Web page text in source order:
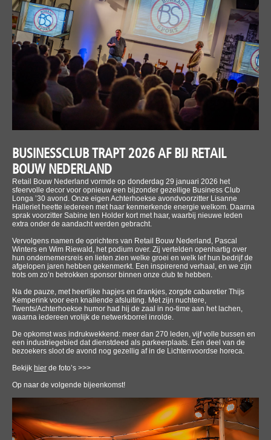
BUSINESSCLUB TRAPT 2026 AF BIJ RETAIL
BOUW NEDERLAND
Retail Bouw Nederland vormde op donderdag 29 januari 2026 het
sfeervolle decor voor opnieuw een bijzonder gezellige Business Club
Longa ’30 avond. Onze eigen Achterhoekse avondvoorzitter Lisanne
Halleriet heette iedereen met haar kenmerkende energie welkom. Daarna
sprak voorzitter Sabine ten Holder kort met haar, waarbij nieuwe leden
extra onder de aandacht werden gebracht.
Vervolgens namen de oprichters van Retail Bouw Nederland, Pascal
Winters en Wim Riewald, het podium over. Zij vertelden openhartig over
hun ondernemersreis en lieten zien welke groei en welk lef hun bedrijf de
afgelopen jaren hebben gekenmerkt. Een inspirerend verhaal, en we zijn
trots om zo’n betrokken sponsor binnen onze club te hebben.
Na de pauze, met heerlijke hapjes en drankjes, zorgde cabaretier Thijs
Kemperink voor een knallende afsluiting. Met zijn nuchtere,
Twents/Achterhoekse humor had hij de zaal in no‑time aan het lachen,
waarna iedereen vrolijk de netwerkborrel inrolde.
De opkomst was indrukwekkend: meer dan 270 leden, vijf volle bussen en
een industriegebied dat dienstdeed als parkeerplaats. Een deel van de
bezoekers sloot de avond nog gezellig af in de Lichtenvoordse horeca.
Bekijk hier de foto’s >>>
Op naar de volgende bijeenkomst!